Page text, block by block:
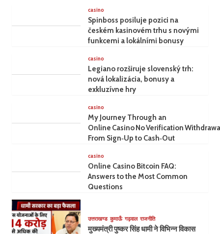
casino
Spinboss posiluje pozici na
českém kasinovém trhu s novými
funkcemi a lokálními bonusy
casino
Legiano rozširuje slovenský trh:
nová lokalizácia, bonusy a
exkluzívne hry
casino
My Journey Through an
Online Casino No Verification
From Sign‑Up to Cash‑Out
casino
Online Casino Bitcoin FAQ:
Answers to the Most Common
Questions
उत्तराखण्ड कुमाऊँ गढ़वाल राजनीति
मुख्यमंत्री पुष्कर सिंह धामी ने विभिन्न विकास